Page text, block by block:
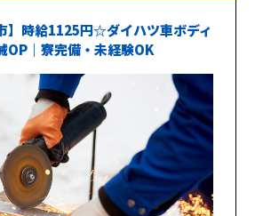
】時給1125円☆ダイハツ車ボディ
OP｜寮完備・未経験OK